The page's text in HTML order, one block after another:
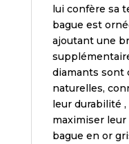
lui confère sa
bague est
ajoutant une
diamants sont
naturelles,
leur durabilité
maximiser
bague en or